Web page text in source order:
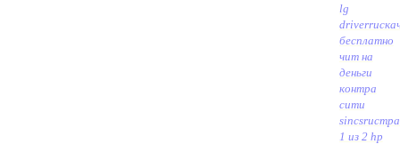
lg
driverru
бесплатно
чит на
деньги
контра
сити
sincsru
1 из 2 hp